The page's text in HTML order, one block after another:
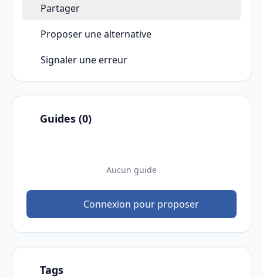
Partager
Proposer une alternative
Signaler une erreur
Guides (0)
Aucun guide
Connexion pour proposer
Tags